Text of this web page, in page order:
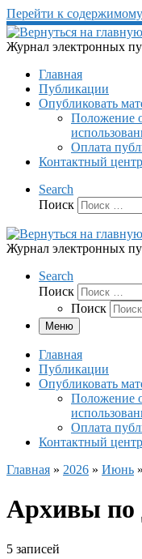
Перейти к содержимому
Журнал электронных
Главная
Публикации
Опубликовать
Положение
Оплата
Контактный центр
Search
Поиск
Журнал электронных
Search
Поиск
Поиск
Меню
Главная
Публикации
Опубликовать
Положение
Оплата
Контактный центр
Главная » 2026 » Июнь »
Архивы по
5 записей